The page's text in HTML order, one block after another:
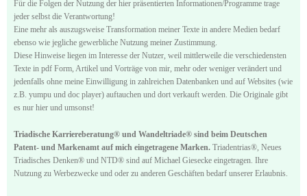
Für die Folgen der Nutzung der hier präsentierten Informationen/Programme trage
jeder selbst die Verantwortung!
Eine mehr als auszugsweise Transformation meiner Texte in andere Medien bedarf
ebenso wie jegliche gewerbliche Nutzung meiner Zustimmung.
Diese Hinweise liegen im Interesse der Nutzer, weil mittlerweile die verschiedensten
Texte in pdf Form, Artikel und Vorträge von mir, mehr oder weniger verändert und
jedenfalls ohne meine Einwilligung in zahlreichen Datenbanken und auf Websites (wie
z.B. yumpu und doc player) auftauchen und dort verkauft werden. Die Originale gibt
es nur hier und umsonst!
Triadische Karriereberatung® und Wandeltriade® sind beim Deutschen
Patent- und Markenamt auf mich eingetragene Marken. Triadentrias®, Neues
Triadisches Denken® und NTD® sind auf Michael Giesecke eingetragen. Ihre
Nutzung zu Werbezwecke und oder zu anderen Geschäften bedarf unserer Erlaubnis.